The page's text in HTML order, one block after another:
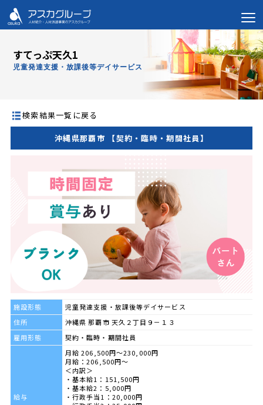
すてっぷ天久1
児童発達支援・放課後等デイサービス
検索結果一覧に戻る
沖縄県那覇市 【契約・臨時・期間社員】
施設形態
児童発達支援・放課後等デイサービス
住所
沖縄県 那覇市 天久２丁目９－１３
雇用形態
契約・臨時・期間社員
給与
月給 206,500円～230,000円
月給：206,500円～
＜内訳＞
・基本給1：151,500円
・基本給2：5,000円
・行政手当1：20,000円